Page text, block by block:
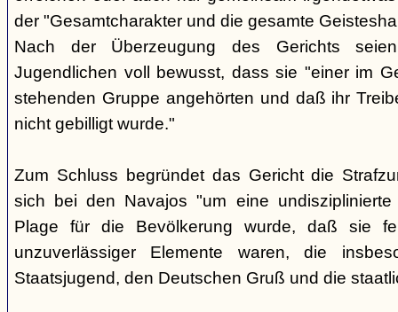
der "Gesamtcharakter und die gesamte
Nach der Überzeugung des Gerichts
Jugendlichen voll bewusst, dass sie "einer im
stehenden Gruppe angehörten und daß ihr
nicht gebilligt wurde."
Zum Schluss begründet das Gericht die
sich bei den Navajos "um eine
Plage für die Bevölkerung wurde, daß sie
unzuverlässiger Elemente waren, die
Staatsjugend, den Deutschen Gruß und die